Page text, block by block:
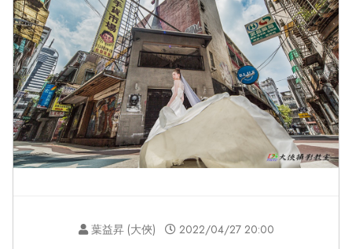
葉益昇 (大俠) 2022/04/27 20:00